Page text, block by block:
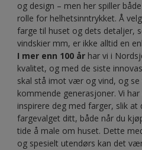
og design – men her spiller
rolle for helhetsinntrykket. Å
farge til huset og dets detaljer,
vindskier mm, er ikke alltid en
I mer enn 100 år har vi i
kvalitet, og med de siste
skal stå imot vær og vind, og
kommende generasjoner. Vi
inspirere deg med farger, slik at
fargevalget ditt, både når du
tide å male om huset. Dette
og spesielt utendørs kan det